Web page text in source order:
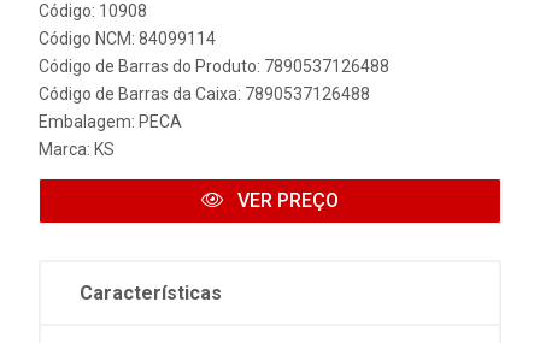
Código: 10908
Código NCM: 84099114
Código de Barras do Produto: 7890537126488
Código de Barras da Caixa: 7890537126488
Embalagem: PECA
Marca: KS
VER PREÇO
Características